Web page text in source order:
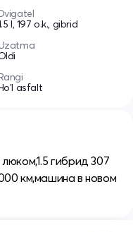
l, 197 o.k., gibrid
asfalt
гибрид 307
км,машина в новом